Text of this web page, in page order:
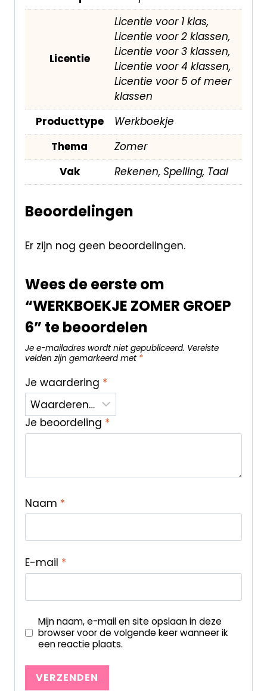
Licentie
Licentie voor 1 klas,
Licentie voor 2 klassen,
Licentie voor 3 klassen,
Licentie voor 4 klassen,
Licentie voor 5 of meer
klassen
Producttype
Werkboekje
Thema
Zomer
Vak
Rekenen, Spelling, Taal
Beoordelingen
Er zijn nog geen beoordelingen.
Wees de eerste om
“WERKBOEKJE ZOMER GROEP
6” te beoordelen
Je e-mailadres wordt niet gepubliceerd. Vereiste
velden zijn gemarkeerd met *
Je waardering *
Je beoordeling *
Naam *
E-mail *
Mijn naam, e-mail en site opslaan in deze
browser voor de volgende keer wanneer ik
een reactie plaats.